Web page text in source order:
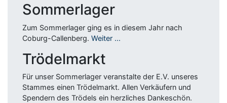
Sommerlager
Zum Sommerlager ging es in diesem Jahr nach
Coburg-Callenberg. Weiter ...
Trödelmarkt
Für unser Sommerlager veranstalte der E.V. unseres
Stammes einen Trödelmarkt. Allen Verkäufern und
Spendern des Trödels ein herzliches Dankeschön.